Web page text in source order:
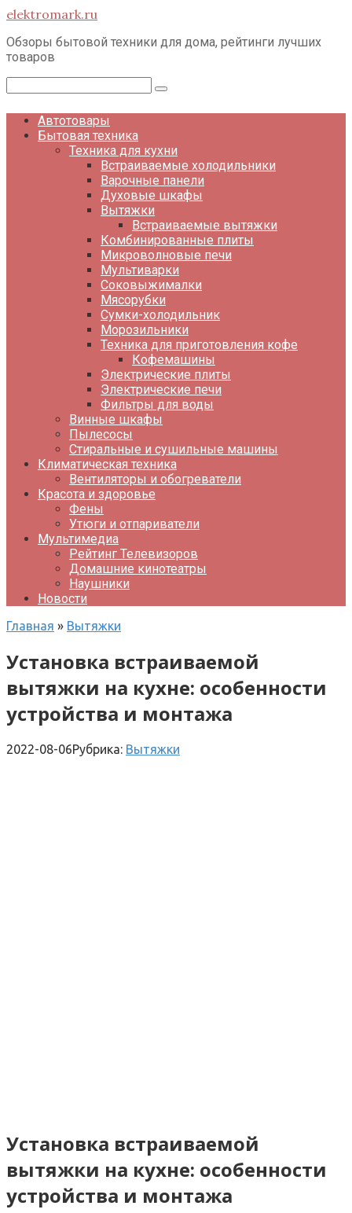
Перейти
контенту
elektromark.ru
Обзоры бытовой техники для дома, рейтинги лучших
товаров
Автотовары
Бытовая техника
Техника для кухни
Встраиваемые холодильники
Варочные панели
Духовые шкафы
Вытяжки
Встраиваемые вытяжки
Комбинированные плиты
Микроволновые печи
Мультиварки
Соковыжималки
Мясорубки
Сумки-холодильник
Морозильники
Техника для приготовления кофе
Кофемашины
Электрические плиты
Электрические печи
Фильтры для воды
Винные шкафы
Пылесосы
Стиральные и сушильные машины
Климатическая техника
Вентиляторы и обогреватели
Красота и здоровье
Фены
Утюги и отпариватели
Мультимедиа
Рейтинг Телевизоров
Домашние кинотеатры
Наушники
Новости
Главная » Вытяжки
Установка встраиваемой
вытяжки на кухне: особенности
устройства и монтажа
2022-08-06Рубрика: Вытяжки
Установка встраиваемой
вытяжки на кухне: особенности
устройства и монтажа